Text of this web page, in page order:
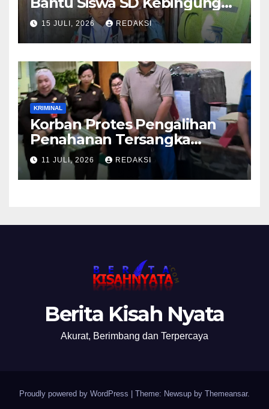
Saat Pulang Sekolah,
Langsung Diantar ke Rumah
Orang Tua Lega
15 JULI, 2026 REDAKSI
KRIMINAL
Korban Protes Pengalihan
Penahanan Tersangka
Pemalsuan Merek Skincare,
Kasi Penkum Kejati Jatim:
Nanti Saya Tegur Jaksanya
11 JULI, 2026 REDAKSI
Berita Kisah Nyata
Akurat, Berimbang dan Terpercaya
Proudly powered by WordPress | Theme: Newsup by Themeansar.